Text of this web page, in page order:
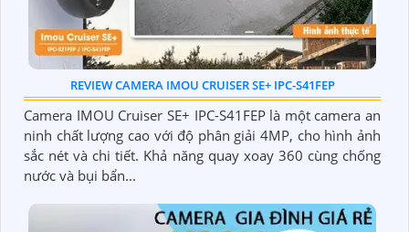
REVIEW CAMERA IMOU CRUISER SE+ IPC-S41FEP
Camera IMOU Cruiser SE+ IPC-S41FEP là một camera an
ninh chất lượng cao với độ phân giải 4MP, cho hình ảnh
sắc nét và chi tiết. Khả năng quay xoay 360 cùng chống
nước và bụi bẩn...